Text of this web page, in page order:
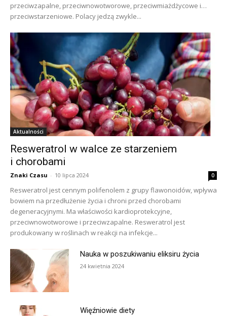
przeciwzapalne, przeciwnowotworowe, przeciwmiażdżycowe i…
przeciwstarzeniowe. Polacy jedzą zwykle...
Aktualności
Resweratrol w walce ze starzeniem
i chorobami
Znaki Czasu - 10 lipca 2024 0
Resweratrol jest cennym polifenolem z grupy flawonoidów, wpływa
bowiem na przedłużenie życia i chroni przed chorobami
degeneracyjnymi. Ma właściwości kardioprotekcyjne,
przeciwnowotworowe i przeciwzapalne. Resweratrol jest
produkowany w roślinach w reakcji na infekcje...
Nauka w poszukiwaniu eliksiru życia
24 kwietnia 2024
Więźniowie diety